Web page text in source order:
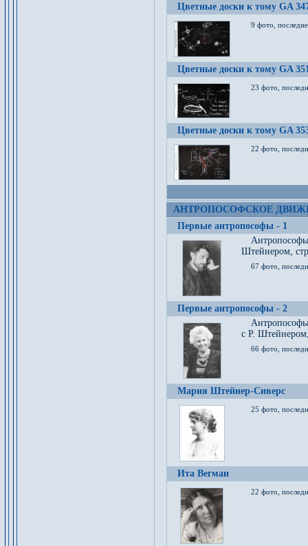
Цветные доски к тому GA
9 фото,
Цветные доски к тому GA
23 фото,
Цветные доски к тому GA
22 фото,
АНТРОПОСОФСКОЕ
Первые антропософы - 1
Штейнером,
67 фото,
Первые антропософы - 2
с Р.
66 фото,
Мария Штейнер-Сиверс
25 фото,
Ита Вегман
22 фото,